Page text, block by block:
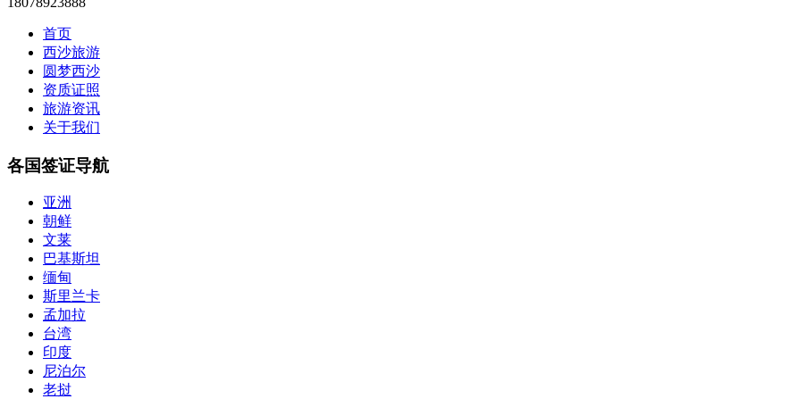
首页
西沙旅游
圆梦西沙
资质证照
旅游资讯
关于我们
各国签证导航
亚洲
朝鲜
文莱
巴基斯坦
缅甸
斯里兰卡
孟加拉
台湾
印度
尼泊尔
老挝